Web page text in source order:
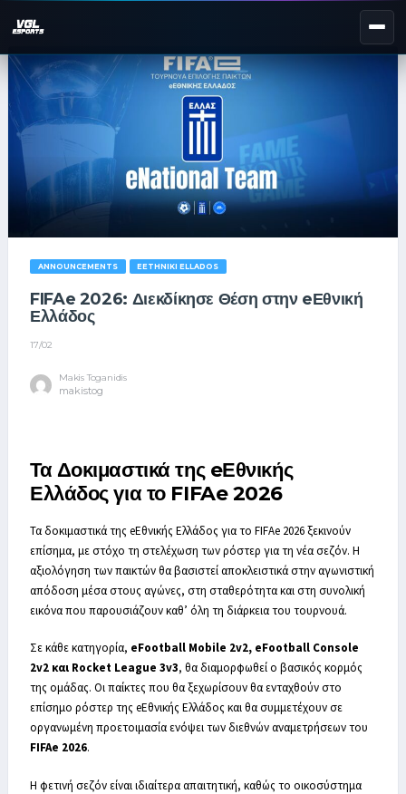
NEXT EVENT — REGISTER NOW
eKypello Elladas
EAFC27
TOURNAMENTS e NATIONAL
NEWS
ANNOUNCEMENTS EETHNIKI ELLADOS
FIFAe 2026: Διεκδίκησε Θέση στην eΕθνική
Ελλάδος
17/02
Makis Toganidis
makistog
Τα Δοκιμαστικά της eΕθνικής
Ελλάδος για το FIFAe 2026
Τα δοκιμαστικά της eΕθνικής Ελλάδος για το FIFAe 2026 ξεκινούν
επίσημα, με στόχο τη στελέχωση των ρόστερ για τη νέα σεζόν. Η
αξιολόγηση των παικτών θα βασιστεί αποκλειστικά στην αγωνιστική
απόδοση μέσα στους αγώνες, στη σταθερότητα και στη συνολική
εικόνα που παρουσιάζουν καθ’ όλη τη διάρκεια του τουρνουά.
Σε κάθε κατηγορία, eFootball Mobile 2v2, eFootball Console
2v2 και Rocket League 3v3, θα διαμορφωθεί ο βασικός κορμός
της ομάδας. Οι παίκτες που θα ξεχωρίσουν θα ενταχθούν στο
επίσημο ρόστερ της eΕθνικής Ελλάδος και θα συμμετέχουν σε
οργανωμένη προετοιμασία ενόψει των διεθνών αναμετρήσεων του
FIFAe 2026.
Η φετινή σεζόν είναι ιδιαίτερα απαιτητική, καθώς το οικοσύστημα